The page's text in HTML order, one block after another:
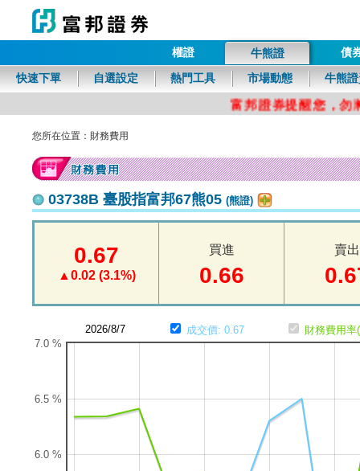
富邦證券 權證
牛熊證
快速下單
自選設定 熱門工具 市場動態 牛熊
債
您所在位置：財務費用
03738B 臺股指富邦67熊05 (熊證)
0.67
▲0.02 (3.1%)
買進
0.66
賣出